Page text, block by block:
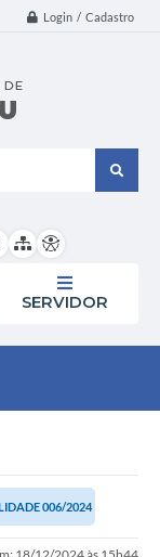
Login / Cadastro
SERVIDOR
006/2024